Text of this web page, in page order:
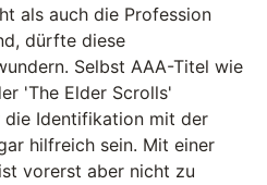
als auch die Profession
dürfte diese
Selbst AAA-Titel wie
'The Elder Scrolls'
die Identifikation mit der
hilfreich sein. Mit einer
vorerst aber nicht zu